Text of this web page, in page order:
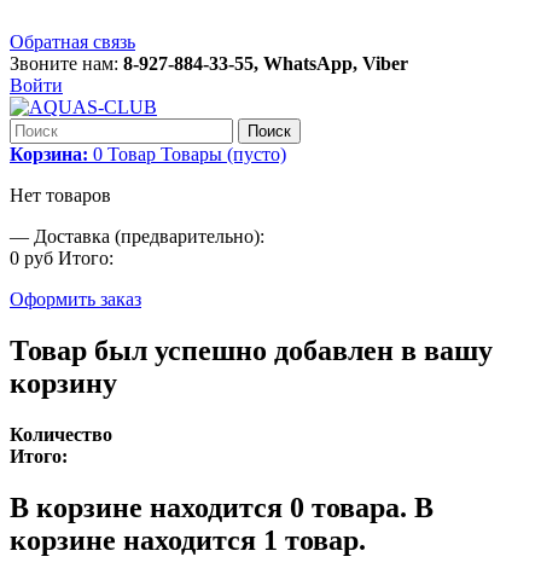
Обратная связь
Звоните нам: 8-927-884-33-55, WhatsApp, Viber
Войти
Поиск
Корзина: 0 Товар Товары (пусто)
Нет товаров
— Доставка (предварительно):
0 руб Итого:
Оформить заказ
Товар был успешно добавлен в вашу
корзину
Количество
Итого:
В корзине находится 0 товара. В
корзине находится 1 товар.